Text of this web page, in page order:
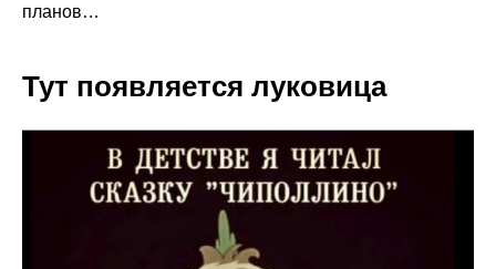
планов…
Тут появляется луковица